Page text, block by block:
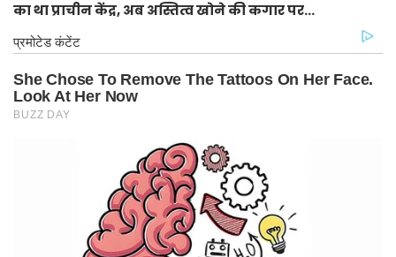
का था प्राचीन केंद्र, अब अस्तित्व खोने की कगार पर
हड़प्पाकालीन धरोहर